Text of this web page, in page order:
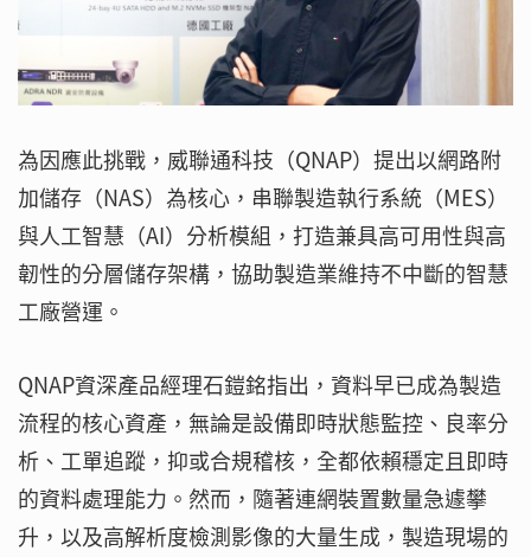
為因應此挑戰，威聯通科技（QNAP）提出以網路附
加儲存（NAS）為核心，串聯製造執行系統（MES）
與人工智慧（AI）分析模組，打造兼具高可用性與高
韌性的分層儲存架構，協助製造業維持不中斷的智慧
工廠營運。
QNAP資深產品經理石鎧銘指出，資料早已成為製造
流程的核心資產，無論是設備即時狀態監控、良率分
析、工單追蹤，抑或合規稽核，全都依賴穩定且即時
的資料處理能力。然而，隨著連網裝置數量急遽攀
升，以及高解析度檢測影像的大量生成，製造現場的